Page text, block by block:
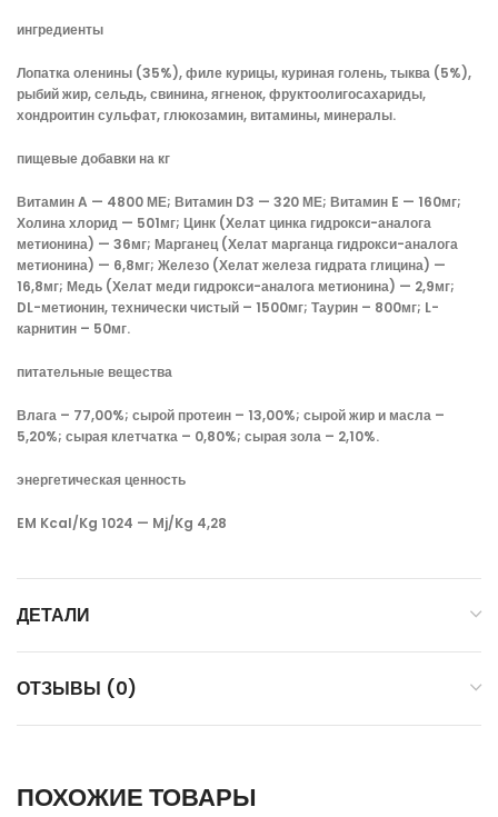
ингредиенты
Лопатка оленины (35%), филе курицы, куриная голень, тыква (5%),
рыбий жир, сельдь, свинина, ягненок, фруктоолигосахариды,
хондроитин сульфат, глюкозамин, витамины, минералы.
пищевые добавки на кг
Витамин A — 4800 МЕ; Витамин D3 — 320 МЕ; Витамин E — 160мг;
Холина хлорид — 501мг; Цинк (Хелат цинка гидрокси-аналога
метионина) — 36мг; Марганец (Хелат марганца гидрокси-аналога
метионина) — 6,8мг; Железо (Хелат железа гидрата глицина) —
16,8мг; Медь (Хелат меди гидрокси-аналога метионина) — 2,9мг;
DL-метионин, технически чистый – 1500мг; Таурин – 800мг; L-
карнитин – 50мг.
питательные вещества
Влага – 77,00%; сырой протеин – 13,00%; сырой жир и масла –
5,20%; сырая клетчатка – 0,80%; сырая зола – 2,10%.
энергетическая ценность
EM Kcal/Kg 1024 — Mj/Kg 4,28
ДЕТАЛИ
ОТЗЫВЫ (0)
ПОХОЖИЕ ТОВАРЫ